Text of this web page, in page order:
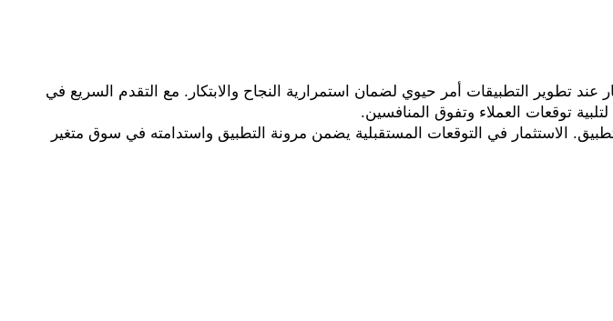
توقعات العملاء وتفوق المنافسين.